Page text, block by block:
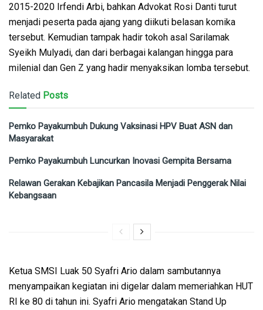
2015-2020 Irfendi Arbi, bahkan Advokat Rosi Danti turut
menjadi peserta pada ajang yang diikuti belasan komika
tersebut. Kemudian tampak hadir tokoh asal Sarilamak
Syeikh Mulyadi, dan dari berbagai kalangan hingga para
milenial dan Gen Z yang hadir menyaksikan lomba tersebut.
Related Posts
Pemko Payakumbuh Dukung Vaksinasi HPV Buat ASN dan
Masyarakat
Pemko Payakumbuh Luncurkan Inovasi Gempita Bersama
Relawan Gerakan Kebajikan Pancasila Menjadi Penggerak Nilai
Kebangsaan
Ketua SMSI Luak 50 Syafri Ario dalam sambutannya
menyampaikan kegiatan ini digelar dalam memeriahkan HUT
RI ke 80 di tahun ini. Syafri Ario mengatakan Stand Up